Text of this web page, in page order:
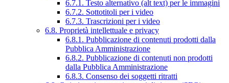
6.7.1. Testo alternativo (alt text) per le immagini
6.7.2. Sottotitoli per i video
6.7.3. Trascrizioni per i video
6.8. Proprietà intellettuale e privacy
6.8.1. Pubblicazione di contenuti prodotti dalla
Pubblica Amministrazione
6.8.2. Pubblicazione di contenuti non prodotti
dalla Pubblica Amministrazione
6.8.3. Consenso dei soggetti ritratti